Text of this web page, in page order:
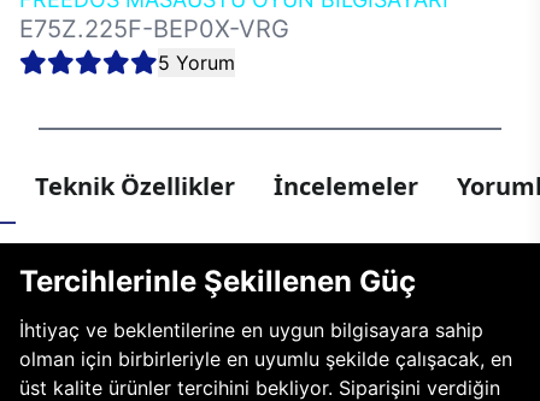
E75Z.225F-BEP0X-VRG
5 Yorum
Teknik Özellikler İncelemeler
Tercihlerinle Şekillenen Güç
İhtiyaç ve beklentilerine en uygun bilgisayara sahip
olman için birbirleriyle en uyumlu şekilde çalışacak, en
üst kalite ürünler tercihini bekliyor. Siparişini verdiğin